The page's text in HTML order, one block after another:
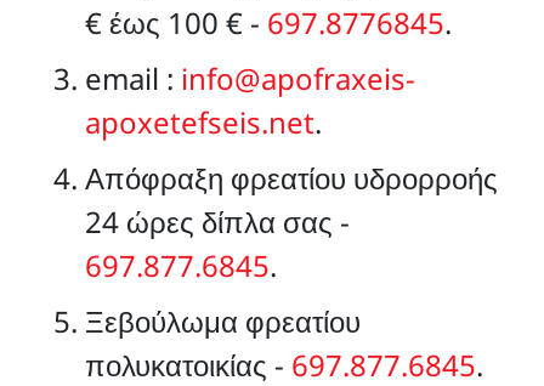
€ έως 100 € - 697.8776845.
email : info@apofraxeis-
apoxetefseis.net.
Απόφραξη φρεατίου υδρορροής
24 ώρες δίπλα σας -
697.877.6845.
Ξεβούλωμα φρεατίου
πολυκατοικίας - 697.877.6845.